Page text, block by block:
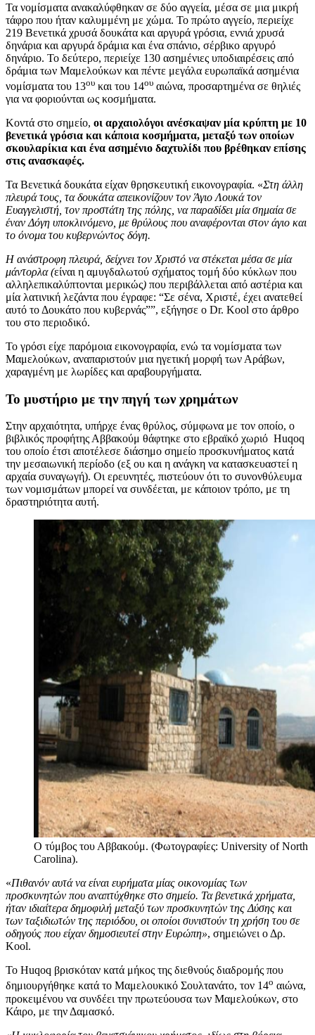
Τα νομίσματα ανακαλύφθηκαν σε δύο αγγεία, μέσα σε μια μικρή
τάφρο που ήταν καλυμμένη με χώμα. Το πρώτο αγγείο, περιείχε
219 Βενετικά χρυσά δουκάτα και αργυρά γρόσια, εννιά χρυσά
δηνάρια και αργυρά δράμια και ένα σπάνιο, σέρβικο αργυρό
δηνάριο. Το δεύτερο, περιείχε 130 ασημένιες υποδιαιρέσεις από
δράμια των Μαμελούκων και πέντε μεγάλα ευρωπαϊκά ασημένια
νομίσματα του 13ου και του 14ου αιώνα, προσαρτημένα σε θηλιές
για να φοριούνται ως κοσμήματα.
Κοντά στο σημείο, οι αρχαιολόγοι ανέσκαψαν μία κρύπτη με 10
βενετικά γρόσια και κάποια κοσμήματα, μεταξύ των οποίων
σκουλαρίκια και ένα ασημένιο δαχτυλίδι που βρέθηκαν επίσης
στις ανασκαφές.
Τα Βενετικά δουκάτα είχαν θρησκευτική εικονογραφία. «Στη άλλη
πλευρά τους, τα δουκάτα απεικονίζουν τον Άγιο Λουκά τον
Ευαγγελιστή, τον προστάτη της πόλης, να παραδίδει μία σημαία σε
έναν Δόγη υποκλινόμενο, με θρύλους που αναφέρονται στον άγιο και
το όνομα του κυβερνώντος δόγη.
Η ανάστροφη πλευρά, δείχνει τον Χριστό να στέκεται μέσα σε μία
μάντορλα (είναι η αμυγδαλωτού σχήματος τομή δύο κύκλων που
αλληλεπικαλύπτονται μερικώς) που περιβάλλεται από αστέρια και
μία λατινική λεζάντα που έγραφε: “Σε σένα, Χριστέ, έχει ανατεθεί
αυτό το Δουκάτο που κυβερνάς””, εξήγησε ο Dr. Kool στο άρθρο
του στο περιοδικό.
Το γρόσι είχε παρόμοια εικονογραφία, ενώ τα νομίσματα των
Μαμελούκων, αναπαριστούν μια ηγετική μορφή των Αράβων,
χαραγμένη με λωρίδες και αραβουργήματα.
Το μυστήριο με την πηγή των χρημάτων
Στην αρχαιότητα, υπήρχε ένας θρύλος, σύμφωνα με τον οποίο, ο
βιβλικός προφήτης Αββακούμ θάφτηκε στο εβραϊκό χωριό Huqoq
του οποίο έτσι αποτέλεσε διάσημο σημείο προσκυνήματος κατά
την μεσαιωνική περίοδο (εξ ου και η ανάγκη να κατασκευαστεί η
αρχαία συναγωγή). Οι ερευνητές, πιστεύουν ότι το συνονθύλευμα
των νομισμάτων μπορεί να συνδέεται, με κάποιον τρόπο, με τη
δραστηριότητα αυτή.
Ο τύμβος του Αββακούμ. (Φωτογραφίες: University of North
Carolina).
«Πιθανόν αυτά να είναι ευρήματα μίας οικονομίας των
προσκυνητών που αναπτύχθηκε στο σημείο. Τα βενετικά χρήματα,
ήταν ιδιαίτερα δημοφιλή μεταξύ των προσκυνητών της Δύσης και
των ταξιδιωτών της περιόδου, οι οποίοι συνιστούν τη χρήση του σε
οδηγούς που είχαν δημοσιευτεί στην Ευρώπη», σημειώνει ο Δρ.
Kool.
Το Huqoq βρισκόταν κατά μήκος της διεθνούς διαδρομής που
δημιουργήθηκε κατά το Μαμελουκικό Σουλτανάτο, τον 14ο αιώνα,
προκειμένου να συνδέει την πρωτεύουσα των Μαμελούκων, στο
Κάιρο, με την Δαμασκό.